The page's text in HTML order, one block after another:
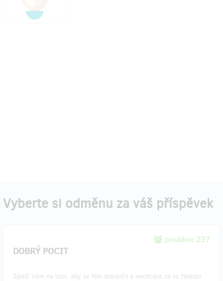
Vyberte si odměnu za váš příspěvek
prodáno 237
DOBRÝ POCIT
Záleží Vám na tom, aby se film dokončil a nechcete za to žádnou